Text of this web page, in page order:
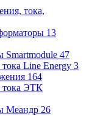
тока,
13
Smartmodule 47
Line Energy 3
164
тока ЭТК
Меандр 26